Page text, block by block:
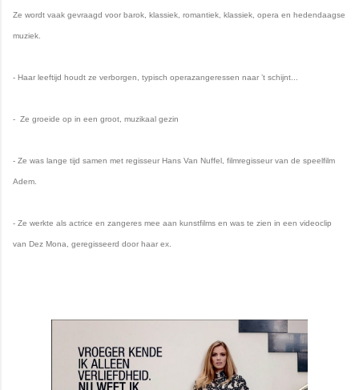
Ze wordt vaak gevraagd voor barok, klassiek, romantiek, klassiek, opera en hedendaagse
muziek.
- Haar leeftijd houdt ze verborgen, typisch operazangeressen naar ’t schijnt...
- Ze groeide op in een groot, muzikaal gezin
- Ze was lange tijd samen met regisseur Hans Van Nuffel, filmregisseur van de speelfilm
Adem.
- Ze werkte als actrice en zangeres mee aan kunstfilms en was te zien in een videoclip
van Dez Mona, geregisseerd door haar ex.